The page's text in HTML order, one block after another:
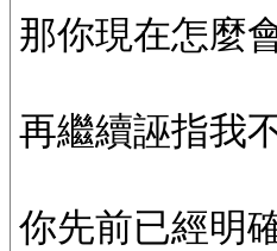
那你現在怎麼
再繼續誣指我
你先前已經明